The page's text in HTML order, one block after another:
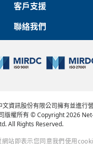
客戶支援
聯絡我們
文資訊股份有限公司擁有並進行
版權所有 © Copyright 2026
All Rights Reserved.
站即表示您同意我們使用